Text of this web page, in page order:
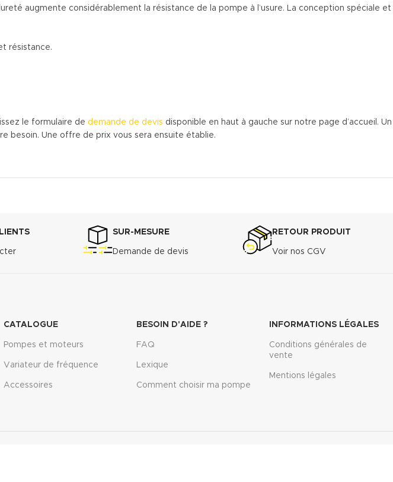
augmente considérablement la résistance de la pompe à l’usure. La conception spéciale et
résistance.
le formulaire de demande de devis disponible en haut à gauche sur notre page d’accueil. Un
besoin. Une offre de prix vous sera ensuite établie.
SUR-MESURE
Demande de devis
RETOUR PRODUIT
Voir nos CGV
CATALOGUE
Pompes et moteurs
Variateur de fréquence
Accessoires
BESOIN D'AIDE ?
FAQ
Lexique
Comment choisir ma pompe
INFORMATIONS LÉGALES
Conditions générales de
vente
Mentions légales